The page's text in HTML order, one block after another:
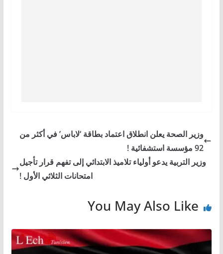
وزير الصحة يعلن انطلاق اعتماد بطاقة ‘لاباس’ في أكثر من
92 مؤسسة استشفائية !
وزير التربية يدعو أولياء تلاميذ الابتدائي إلى تفهم قرار تأجيل
امتحانات الثلاثي الأول !
You May Also Like